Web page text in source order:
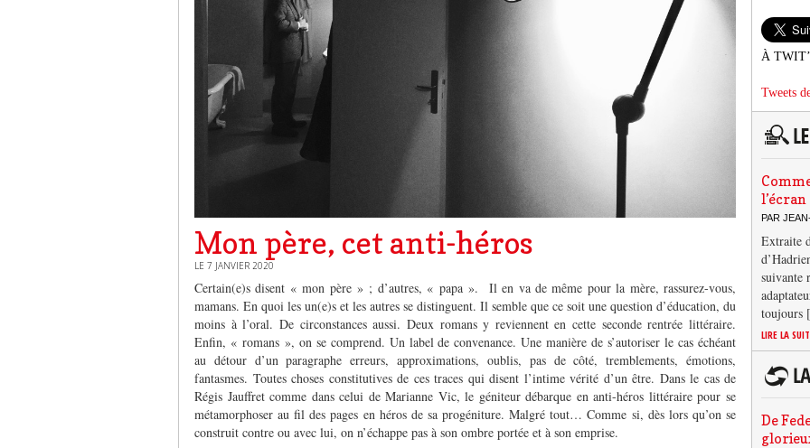
Mon père, cet anti-héros
LE 7 JANVIER 2020
Certain(e)s disent « mon père » ; d’autres, « papa ». Il en va de même pour la mère, rassurez-vous,
mamans. En quoi les un(e)s et les autres se distinguent. Il semble que ce soit une question d’éducation, du
moins à l’oral. De circonstances aussi. Deux romans y reviennent en cette seconde rentrée littéraire.
Enfin, « romans », on se comprend. Un label de convenance. Une manière de s’autoriser le cas échéant
au détour d’un paragraphe erreurs, approximations, oublis, pas de côté, tremblements, émotions,
fantasmes. Toutes choses constitutives de ces traces qui disent l’intime vérité d’un être. Dans le cas de
Régis Jauffret comme dans celui de Marianne Vic, le géniteur débarque en anti-héros littéraire pour se
métamorphoser au fil des pages en héros de sa progéniture. Malgré tout… Comme si, dès lors qu’on se
construit contre ou avec lui, on n’échappe pas à son ombre portée et à son emprise.
À
Tweets
l’écran
PAR
Extraite
suivante
LIRE LA
De